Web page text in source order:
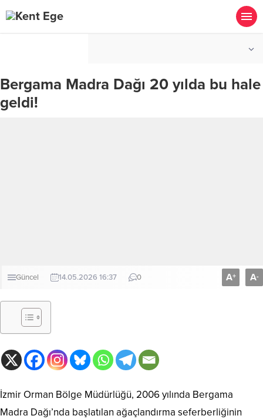
Bergama Madra Dağı 20 yılda bu hale
geldi!
Güncel 14.05.2026 16:37 0 A+ A-
İzmir Orman Bölge Müdürlüğü, 2006 yılında Bergama
Madra Dağı’nda başlatılan ağaçlandırma seferberliğinin